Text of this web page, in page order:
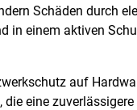
Schäden durch
in einem aktiven
auf
die eine